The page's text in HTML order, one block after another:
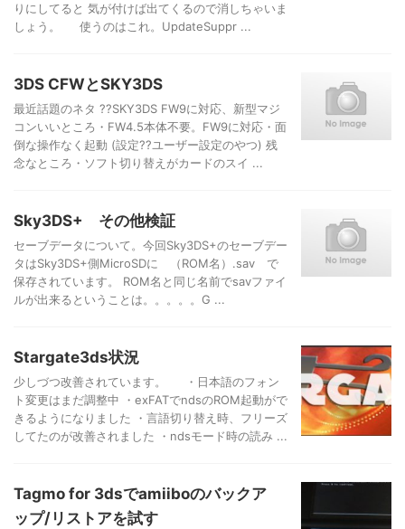
りにしてると 気が付けば出てくるので消しちゃいま
しょう。 使うのはこれ。UpdateSuppr ...
3DS CFWとSKY3DS
最近話題のネタ ??SKY3DS FW9に対応、新型マジ
コンいいところ・FW4.5本体不要。FW9に対応・面
倒な操作なく起動 (設定??ユーザー設定のやつ) 残
念なところ・ソフト切り替えがカードのスイ ...
Sky3DS+ その他検証
セーブデータについて。今回Sky3DS+のセーブデー
タはSky3DS+側MicroSDに （ROM名）.sav で
保存されています。 ROM名と同じ名前でsavファイ
ルが出来るということは。。。。。G ...
Stargate3ds状況
少しづつ改善されています。 ・日本語のフォン
ト変更はまだ調整中 ・exFATでndsのROM起動がで
きるようになりました ・言語切り替え時、フリーズ
してたのが改善されました ・ndsモード時の読み ...
Tagmo for 3dsでamiiboのバックア
ップ/リストアを試す